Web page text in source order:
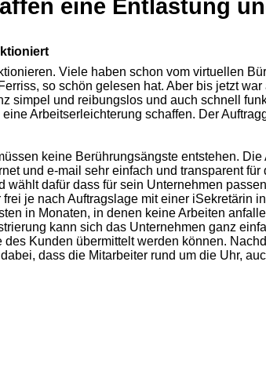
eine Entlastung
Viele haben schon vom virtuellen
so schön gelesen hat. Aber bis jetzt
simpel und reibungslos und auch schnell
Arbeitserleichterung schaffen. Der
keine Berührungsängste entstehen.
und e-mail sehr einfach und transparent
dafür dass für sein Unternehmen
je nach Auftragslage mit einer iSekretärin
in Monaten, in denen keine Arbeiten
kann sich das Unternehmen ganz
Kunden übermittelt werden können.
dass die Mitarbeiter rund um die Uhr,